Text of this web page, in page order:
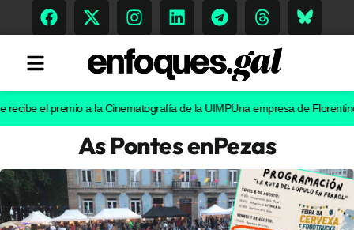
Memoria Histórica
el premio a la Cinematografía de la UIMPUna empresa de Florentino
As Pontes enPezas